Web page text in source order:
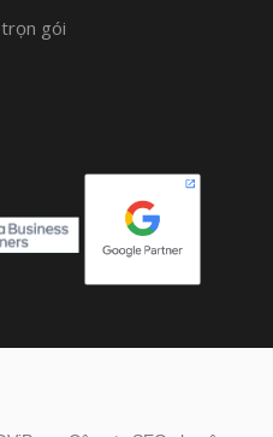
gói